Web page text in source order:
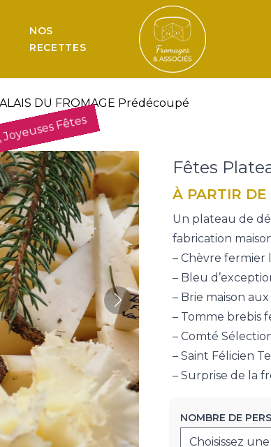
NOS
RECETTES
DU FROMAGE Prédécoupé
Joyeuses Fêtes
Fêtes
À PARTIR DE
Un plateau de
fabrication
– Chèvre fermier
– Bleu
– Brie maison
– Tomme brebis
– Comté
– Saint Félicien
– Surprise de la
NOMBRE DE